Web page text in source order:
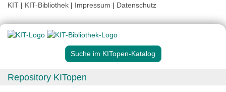
KIT | KIT-Bibliothek | Impressum | Datenschutz
Suche im KITopen-Katalog
Repository KITopen